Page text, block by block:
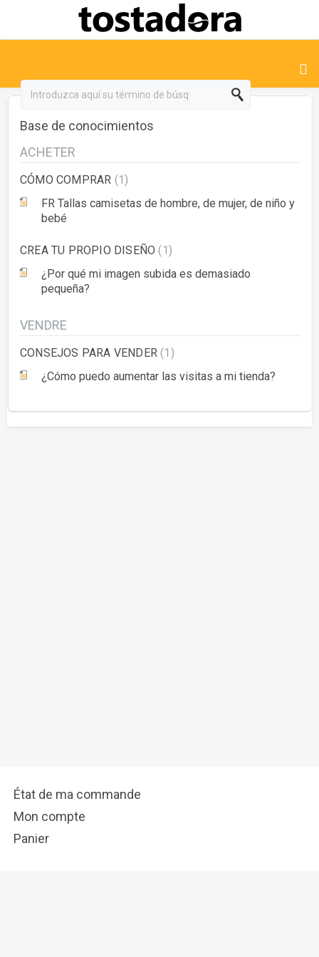
Base de conocimientos
ACHETER
CÓMO COMPRAR 1
FR Tallas camisetas de hombre, de mujer, de niño y
bebé
CREA TU PROPIO DISEÑO 1
¿Por qué mi imagen subida es demasiado
pequeña?
VENDRE
CONSEJOS PARA VENDER 1
¿Cómo puedo aumentar las visitas a mi tienda?
État de ma commande
Mon compte
Panier